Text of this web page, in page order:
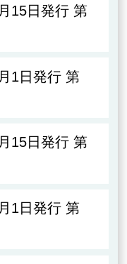
15日発行 第
1日発行 第
15日発行 第
1日発行 第